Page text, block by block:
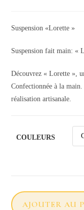
Suspension «Lorette »
Suspension fait main: «
Découvrez « Lorette »,
Confectionnée à la
réalisation artisanale.
COULEURS
AJOUTER AU